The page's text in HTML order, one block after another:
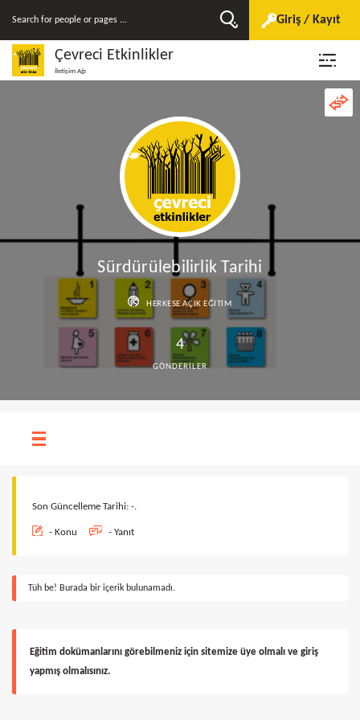
Giriş / Kayıt
Çevreci Etkinlikler
İletişim Ağı
Sürdürülebilirlik Tarihi
HERKESE AÇIK EĞITIM
4
GÖNDERILER
Son Güncelleme Tarihi: -.
- Konu - Yanıt
Tüh be! Burada bir içerik bulunamadı.
Eğitim dokümanlarını görebilmeniz için sitemize üye olmalı ve giriş
yapmış olmalısınız.